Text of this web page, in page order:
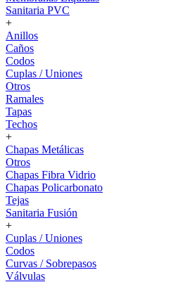
Sanitaria PVC
+
Anillos
Caños
Codos
Cuplas / Uniones
Otros
Ramales
Tapas
Techos
+
Chapas Metálicas
Otros
Chapas Fibra Vidrio
Chapas Policarbonato
Tejas
Sanitaria Fusión
+
Cuplas / Uniones
Codos
Curvas / Sobrepasos
Válvulas